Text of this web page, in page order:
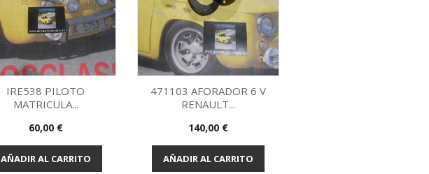
Vista rápida
IRE538 PILOTO
MATRICULA...
Precio
60,00 €
AÑADIR AL CARRITO
Vista rápida
471103 AFORADOR 6 V
RENAULT...
Precio
140,00 €
AÑADIR AL CARRITO